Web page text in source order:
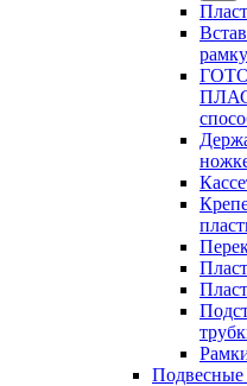
рамку
Подвесные